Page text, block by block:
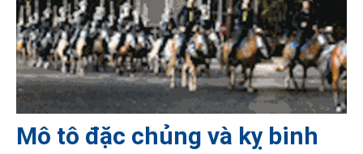
Mô tô đặc chủng và kỵ binh